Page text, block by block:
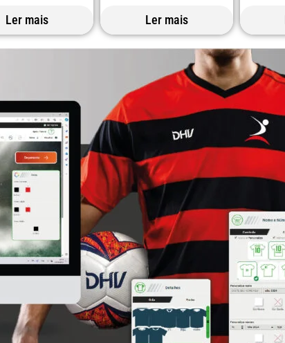
Ler mais Ler mais